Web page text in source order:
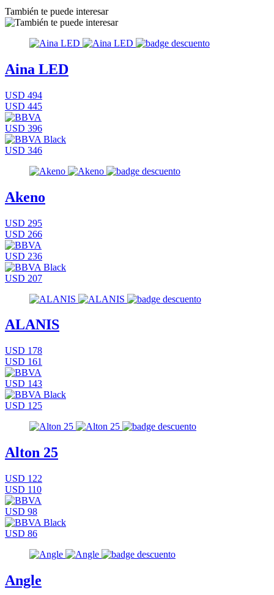
También te puede interesar
Aina LED
USD 494
USD 445
USD 396
USD 346
Akeno
USD 295
USD 266
USD 236
USD 207
ALANIS
USD 178
USD 161
USD 143
USD 125
Alton 25
USD 122
USD 110
USD 98
USD 86
Angle